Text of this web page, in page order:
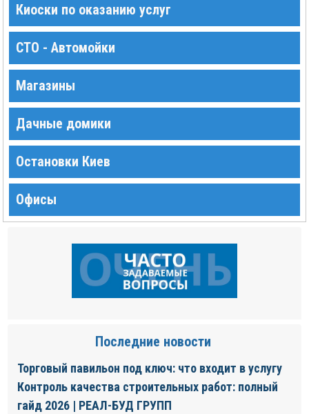
Киоски по оказанию услуг
СТО - Автомойки
Магазины
Дачные домики
Остановки Киев
Офисы
Последние новости
Торговый павильон под ключ: что входит в услугу
Контроль качества строительных работ: полный
гайд 2026 | РЕАЛ-БУД ГРУПП